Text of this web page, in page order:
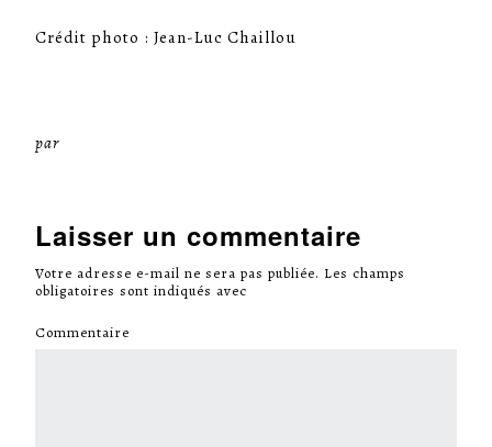
Crédit photo : Jean-Luc Chaillou
par
Laisser un commentaire
Votre adresse e-mail ne sera pas publiée. Les champs
obligatoires sont indiqués avec
Commentaire